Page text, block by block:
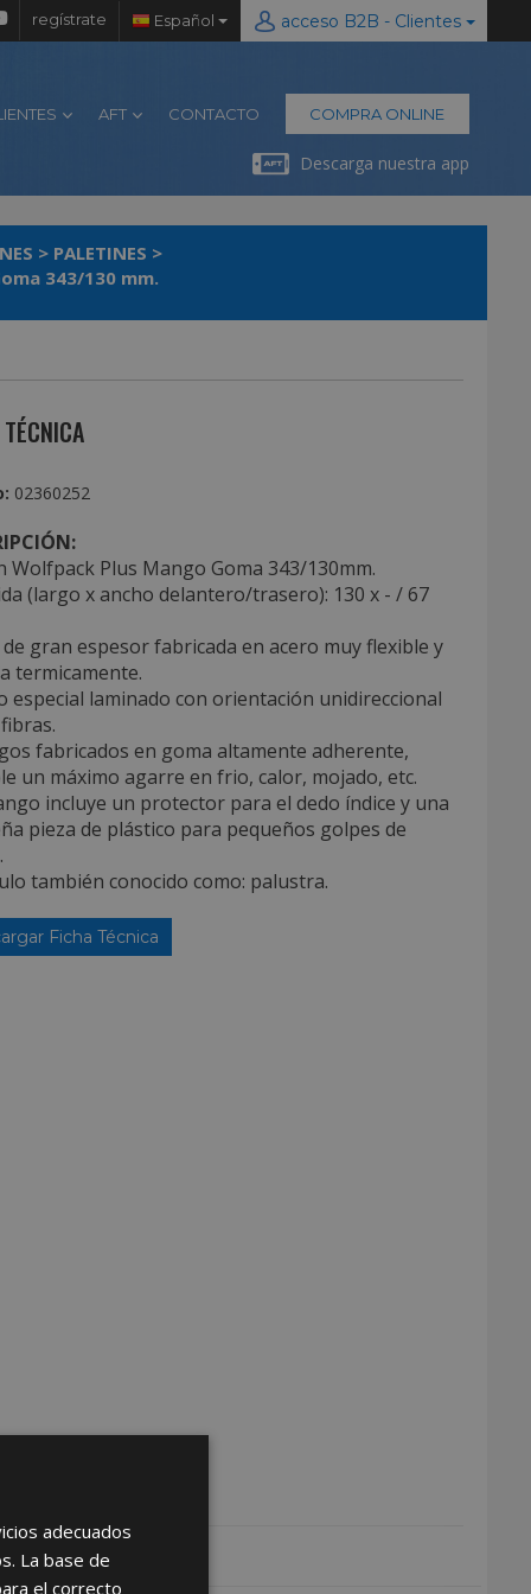
regístrate Español acceso B2B - Clientes
AFT CONTACTO COMPRA ONLINE
Descarga nuestra app
> PALETINES >
343/130 mm.
02360252
Wolfpack Plus Mango Goma 343/130mm.
(largo x ancho delantero/trasero): 130 x - / 67
gran espesor fabricada en acero muy flexible y
termicamente.
especial laminado con orientación unidireccional
fabricados en goma altamente adherente,
un máximo agarre en frio, calor, mojado, etc.
incluye un protector para el dedo índice y una
pieza de plástico para pequeños golpes de
también conocido como: palustra.
Ficha Técnica
adecuados
La base de
el correcto